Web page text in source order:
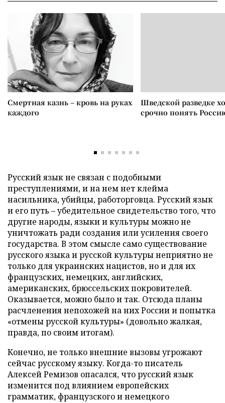
Смертная казнь – кровь на руках
каждого
Шведской разведке
срочно понять
Русский язык не связан с подобными
преступлениями, и на нем нет клейма
насильника, убийцы, работорговца. Русский язык
и его путь – убедительное свидетельство того, что
другие народы, языки и культуры можно не
уничтожать ради создания или усиления своего
государства. В этом смысле само существование
русского языка и русской культуры неприятно не
только для украинских нацистов, но и для их
французских, немецких, английских,
американских, брюссельских покровителей.
Оказывается, можно было и так. Отсюда планы
расчленения непохожей на них России и попытка
«отмены русской культуры» (довольно жалкая,
правда, по своим итогам).
Конечно, не только внешние вызовы угрожают
сейчас русскому языку. Когда-то писатель
Алексей Ремизов опасался, что русский язык
изменится под влиянием европейских
грамматик, французского и немецкого